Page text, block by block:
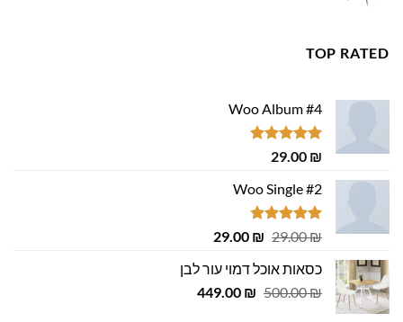
TOP RATED
Woo Album #4
דורג5.00
29.00 ₪
Woo Single #2
דורג4.75
29.00₪
המחיר
היה:
29.00 ₪.
29.00 ₪
המחיר
הוא:
29.00 ₪.
כסאות אוכל דמוי עור לבן
500.00₪
המחיר
449.00 ₪
המחיר